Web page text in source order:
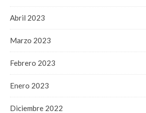
Abril 2023
Marzo 2023
Febrero 2023
Enero 2023
Diciembre 2022